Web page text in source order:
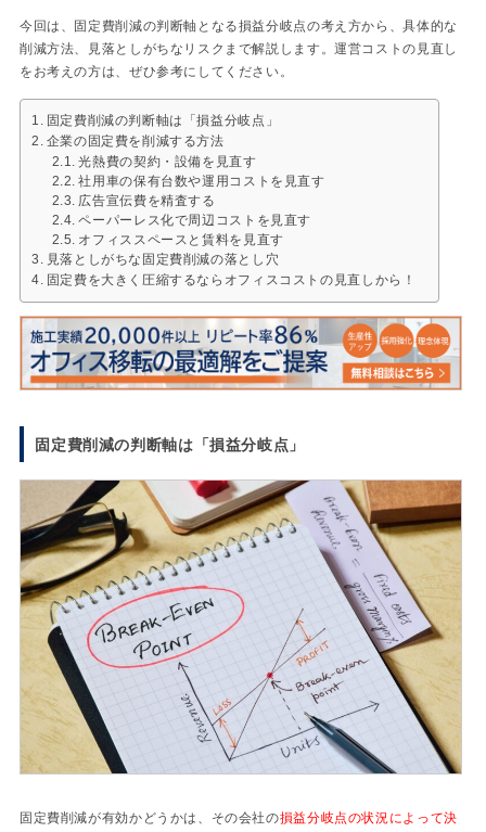
今回は、固定費削減の判断軸となる損益分岐点の考え方から、具体的な
削減方法、見落としがちなリスクまで解説します。運営コストの見直し
をお考えの方は、ぜひ参考にしてください。
固定費削減の判断軸は「損益分岐点」
企業の固定費を削減する方法
光熱費の契約・設備を見直す
社用車の保有台数や運用コストを見直す
広告宣伝費を精査する
ペーパーレス化で周辺コストを見直す
オフィススペースと賃料を見直す
見落としがちな固定費削減の落とし穴
固定費を大きく圧縮するならオフィスコストの見直しから！
固定費削減の判断軸は「損益分岐点」
固定費削減が有効かどうかは、その会社の損益分岐点の状況によって決